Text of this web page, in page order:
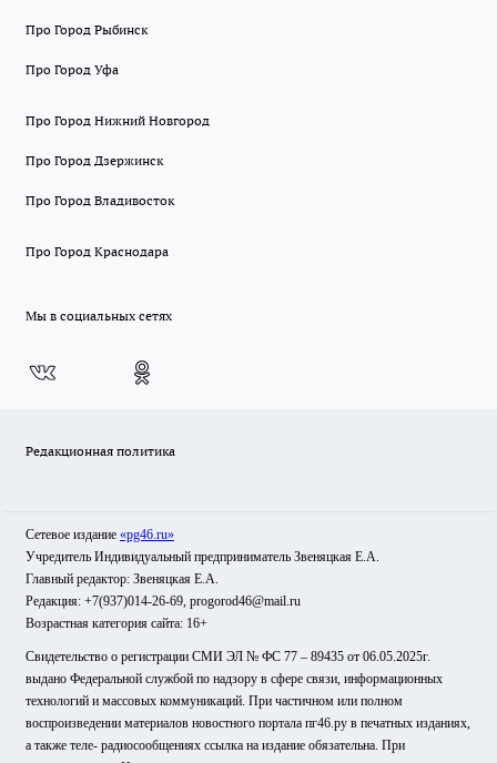
Про Город Рыбинск
Про Город Уфа
Про Город Нижний Новгород
Про Город Дзержинск
Про Город Владивосток
Про Город Краснодара
Мы в социальных сетях
Редакционная политика
Сетевое издание «pg46.ru»
Учредитель Индивидуальный предприниматель Звеняцкая Е.А.
Главный редактор: Звеняцкая Е.А.
Редакция: +7(937)014-26-69, progorod46@mail.ru
Возрастная категория сайта: 16+
Свидетельство о регистрации СМИ ЭЛ № ФС 77 – 89435 от 06.05.2025г.
выдано Федеральной службой по надзору в сфере связи, информационных
технологий и массовых коммуникаций. При частичном или полном
воспроизведении материалов новостного портала пг46.ру в печатных изданиях,
а также теле- радиосообщениях ссылка на издание обязательна. При